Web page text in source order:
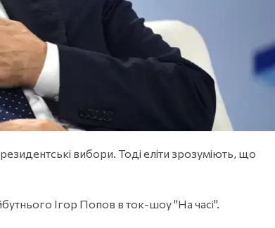
вибори. Тоді еліти зрозуміють, що
Ігор Попов в ток-шоу "На часі".